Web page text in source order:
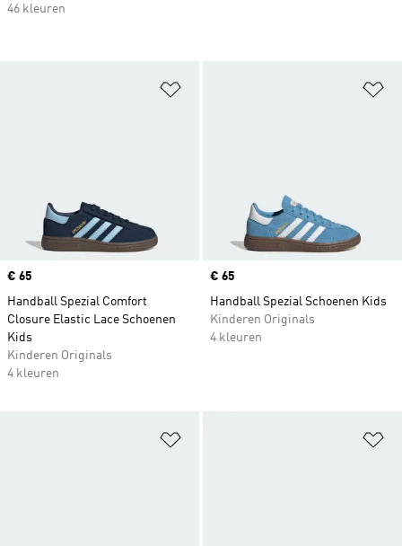
Price
€ 65
Handball Spezial Comfort
Closure Elastic Lace Schoenen
Kids
Kinderen Originals
4 kleuren
Price
€ 65
Handball Spezial Schoenen Kids
Kinderen Originals
4 kleuren
46 kleuren